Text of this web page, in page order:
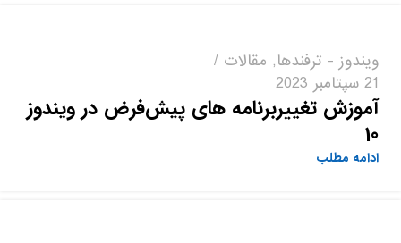
ویندوز - ترفندها, مقالات
21 سپتامبر 2023
آموزش تغییربرنامه های پیش‌فرض در ویندوز
10
ادامه مطلب